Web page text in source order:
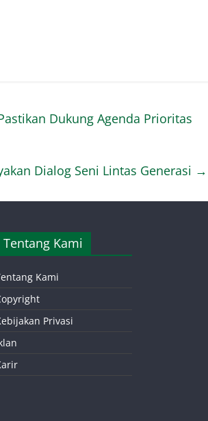
Dukung Agenda Prioritas
Dialog Seni Lintas Generasi →
Tentang Kami
Kami
Privasi